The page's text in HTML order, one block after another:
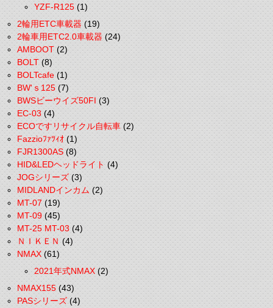
YZF-R125(1)
2輪用ETC車載器(19)
2輪車用ETC2.0車載器(24)
AMBOOT(2)
BOLT(8)
BOLTcafe(1)
BW'ｓ125(7)
BWSビーウイズ50FI(3)
EC-03(4)
ECOですリサイクル自転車(2)
Fazzioﾌｧﾂｨｵ(1)
FJR1300AS(8)
HID&LEDヘッドライト(4)
JOGシリーズ(3)
MIDLANDインカム(2)
MT-07(19)
MT-09(45)
MT-25 MT-03(4)
ＮＩＫＥＮ(4)
NMAX(61)
2021年式NMAX(2)
NMAX155(43)
PASシリーズ(4)